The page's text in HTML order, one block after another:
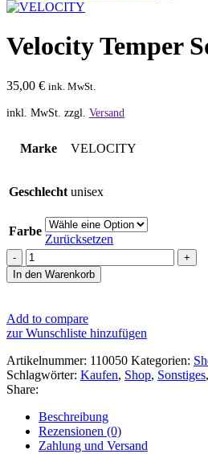
Velocity Temper
35,00 € ink. MwSt.
inkl. MwSt. zzgl. Versand
Marke VELOCITY
Geschlecht unisex
Farbe
Zurücksetzen
Velocity
Temper
Sonnenbrillen
In den Warenkorb
Add to compare
zur Wunschliste hinzufügen
Artikelnummer: 110050 Kategorien:
Schlagwörter: Kaufen, Shop, Sonstiges,
Share:
Beschreibung
Rezensionen (0)
Zahlung und Versand